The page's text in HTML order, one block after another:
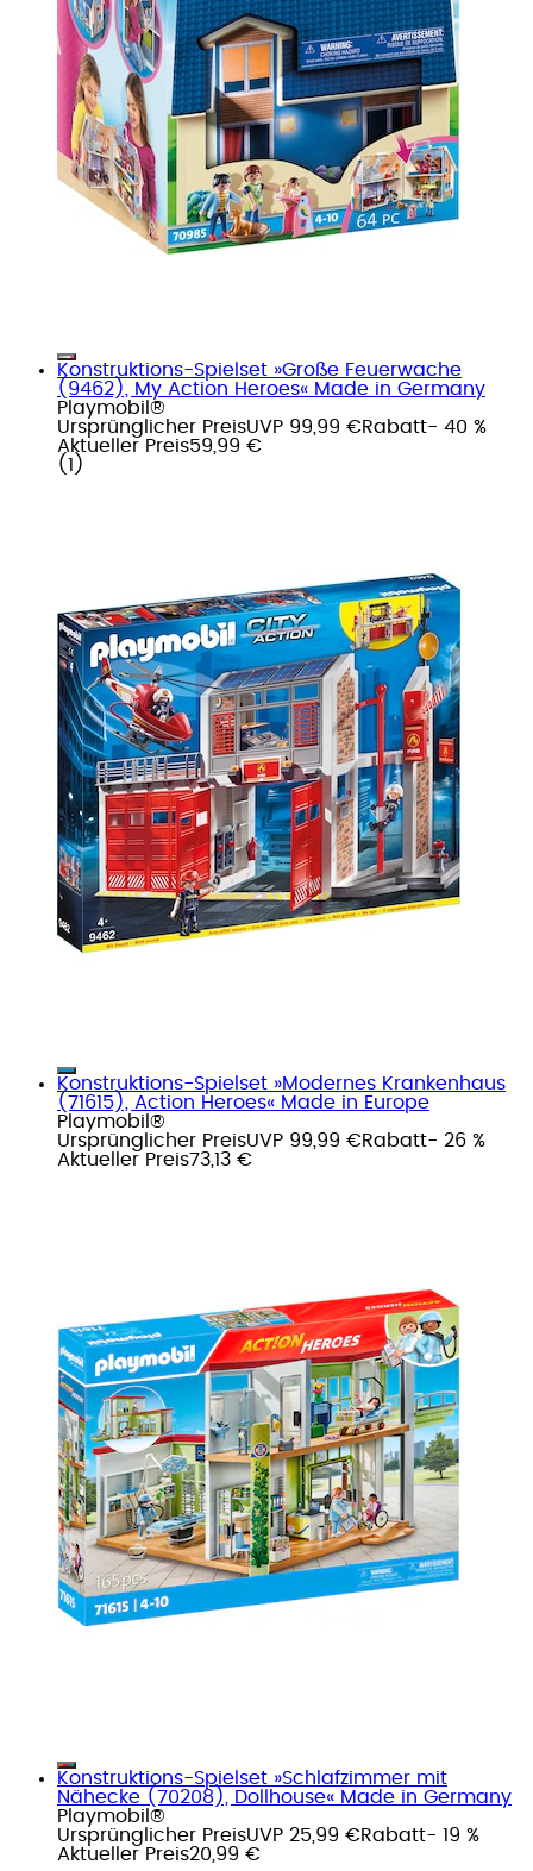
Konstruktions-Spielset »Große Feuerwache
(9462), My Action Heroes« Made in Germany
Playmobil®
Ursprünglicher PreisUVP 99,99 €Rabatt- 40 %
Aktueller Preis59,99 €
( 1 )
Konstruktions-Spielset »Modernes Krankenhaus
(71615), Action Heroes« Made in Europe
Playmobil®
Ursprünglicher PreisUVP 99,99 €Rabatt- 26 %
Aktueller Preis73,13 €
Konstruktions-Spielset »Schlafzimmer mit
Nähecke (70208), Dollhouse« Made in Germany
Playmobil®
Ursprünglicher PreisUVP 25,99 €Rabatt- 19 %
Aktueller Preis20,99 €